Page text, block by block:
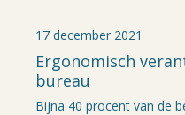
17 december 2021
Ergonomisch
bureau
Bijna 40 procent van de